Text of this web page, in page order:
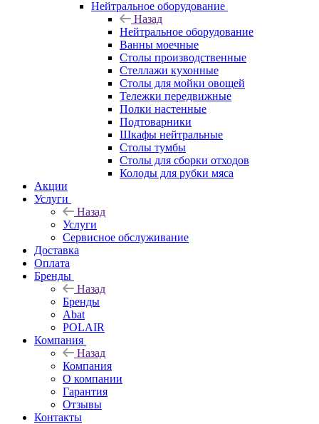
Нейтральное оборудование
Назад
Нейтральное оборудование
Ванны моечные
Столы производственные
Стеллажи кухонные
Столы для мойки овощей
Тележки передвижные
Полки настенные
Подтоварники
Шкафы нейтральные
Столы тумбы
Столы для сборки отходов
Колоды для рубки мяса
Акции
Услуги
Назад
Услуги
Сервисное обслуживание
Доставка
Оплата
Бренды
Назад
Бренды
Abat
POLAIR
Компания
Назад
Компания
О компании
Гарантия
Отзывы
Контакты